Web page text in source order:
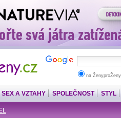
na
SEX A VZTAHY SPOLEČNOST STYL